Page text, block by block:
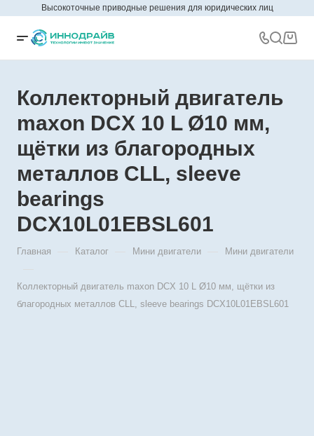
Высокоточные приводные решения для юридических лиц
Коллекторный двигатель
maxon DCX 10 L Ø10 мм,
щётки из благородных
металлов CLL, sleeve
bearings
DCX10L01EBSL601
Главная Каталог Мини двигатели Мини двигатели
Коллекторный двигатель maxon DCX 10 L Ø10 мм, щётки из
благородных металлов CLL, sleeve bearings DCX10L01EBSL601